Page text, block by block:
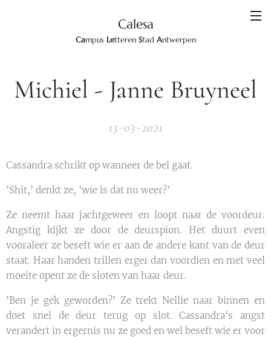
Calesa
Campus Letteren Stad Antwerpen
Michiel - Janne Bruyneel
13-03-2021
Cassandra schrikt op wanneer de bel gaat.
'Shit,' denkt ze, 'wie is dat nu weer?'
Ze neemt haar jachtgeweer en loopt naar de voordeur.
Angstig kijkt ze door de deurspion. Het duurt even
vooraleer ze beseft wie er aan de andere kant van de deur
staat. Haar handen trillen erger dan voordien en met veel
moeite opent ze de sloten van haar deur.
'Ben je gek geworden?' Ze trekt Nellie naar binnen en
doet snel de deur terug op slot. Cassandra's angst
verandert in ergernis nu ze goed en wel beseft wie er voor